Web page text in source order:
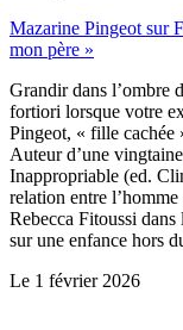
Mazarine Pingeot sur
mon père »
Grandir dans l’ombre
fortiori lorsque votre
Pingeot, « fille cachée
Auteur d’une
Inappropriable (ed.
relation entre
Rebecca Fitoussi
sur une enfance hors
Le 1 février 2026